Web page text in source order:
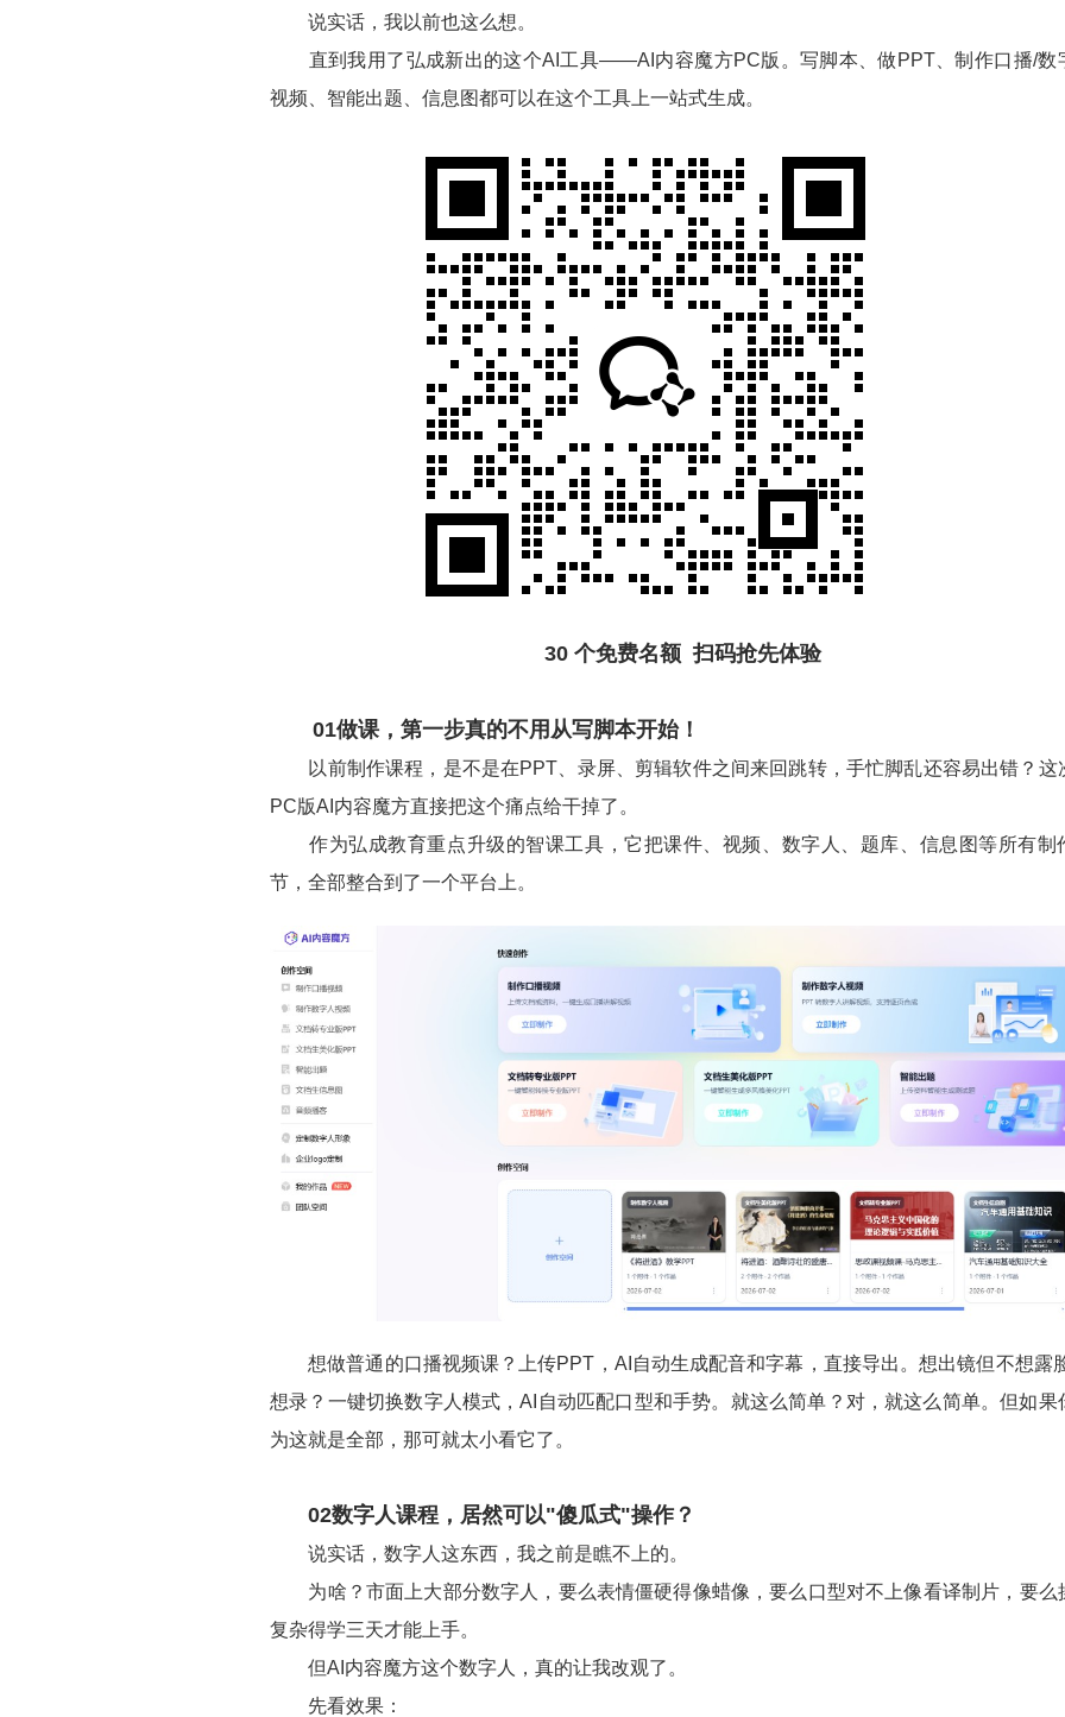
说实话，我以前也这么想。
直到我用了弘成新出的这个AI工具——AI内容魔方PC版。写脚本、做PPT、制作口播/数
视频、智能出题、信息图都可以在这个工具上一站式生成。
30 个免费名额 扫码抢先体验
01做课，第一步真的不用从写脚本开始！
以前制作课程，是不是在PPT、录屏、剪辑软件之间来回跳转，手忙脚乱还容易出错？这
PC版AI内容魔方直接把这个痛点给干掉了。
作为弘成教育重点升级的智课工具，它把课件、视频、数字人、题库、信息图等所有制
节，全部整合到了一个平台上。
想做普通的口播视频课？上传PPT，AI自动生成配音和字幕，直接导出。想出镜但不想露
想录？一键切换数字人模式，AI自动匹配口型和手势。就这么简单？对，就这么简单。但如果
为这就是全部，那可就太小看它了。
02数字人课程，居然可以"傻瓜式"操作？
说实话，数字人这东西，我之前是瞧不上的。
为啥？市面上大部分数字人，要么表情僵硬得像蜡像，要么口型对不上像看译制片，要么
复杂得学三天才能上手。
但AI内容魔方这个数字人，真的让我改观了。
先看效果：